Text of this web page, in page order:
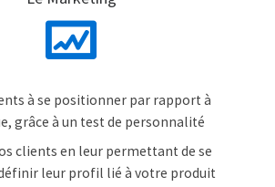
à se positionner par rapport à
grâce à un test de personnalité
clients en leur permettant de se
leur profil lié à votre produit